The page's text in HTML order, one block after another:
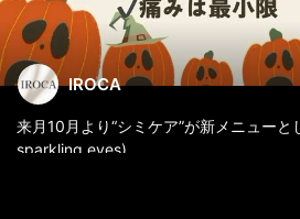
IROCA
来月10月より“シミケア”が新メニュー
sparkling eyes)